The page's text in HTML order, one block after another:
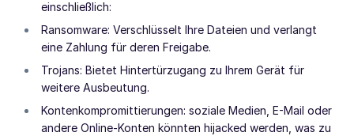
einschließlich:
Ransomware: Verschlüsselt Ihre Dateien und verlangt
eine Zahlung für deren Freigabe.
Trojans: Bietet Hintertürzugang zu Ihrem Gerät für
weitere Ausbeutung.
Kontenkompromittierungen: soziale Medien, E-Mail oder
andere Online-Konten könnten hijacked werden, was zu